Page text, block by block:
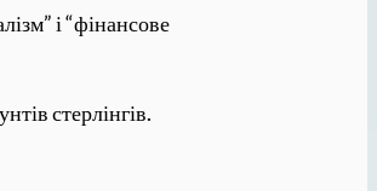
і “фінансове
стерлінгів.